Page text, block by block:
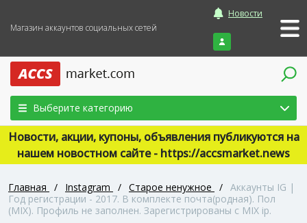
Магазин аккаунтов социальных сетей
Новости
Войти
Выберите категорию
Новости, акции, купоны, объявления публикуются на
нашем новостном сайте - https://accsmarket.news
Главная / Instagram / Старое ненужное / Аккаунты IG |
Год регистрации - 2017. В комплекте почта(родная). Пол
(MIX). Профиль не заполнен. Зарегистрированы с MIX ip.